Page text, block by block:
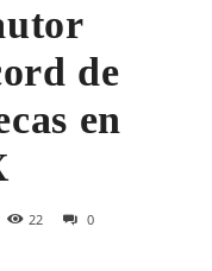
de
en
22 0